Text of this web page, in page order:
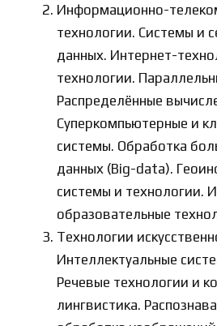
Информационно-
технологии. Системы и
данных. Интернет-
технологии.
Распределённые
Суперкомпьютерные и
системы. Обработка
данных (Big-data).
системы и технологии.
образовательные
Технологии
Интеллектуальные
Речевые технологии и
лингвистика.